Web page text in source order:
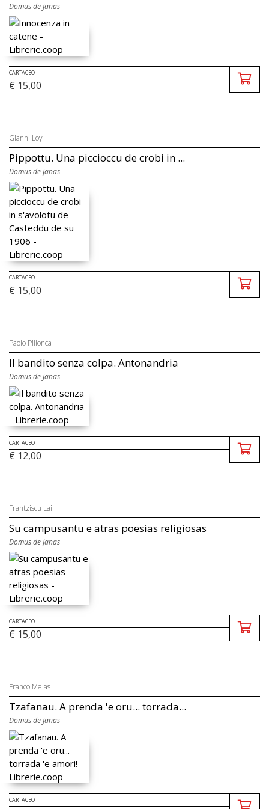
Domus de Janas
CARTACEO
€ 15,00
Gianni Loy
Pippottu. Una piccioccu de crobi in ...
Domus de Janas
CARTACEO
€ 15,00
Paolo Pillonca
Il bandito senza colpa. Antonandria
Domus de Janas
CARTACEO
€ 12,00
Frantziscu Lai
Su campusantu e atras poesias religiosas
Domus de Janas
CARTACEO
€ 15,00
Franco Melas
Tzafanau. A prenda 'e oru... torrada...
Domus de Janas
CARTACEO